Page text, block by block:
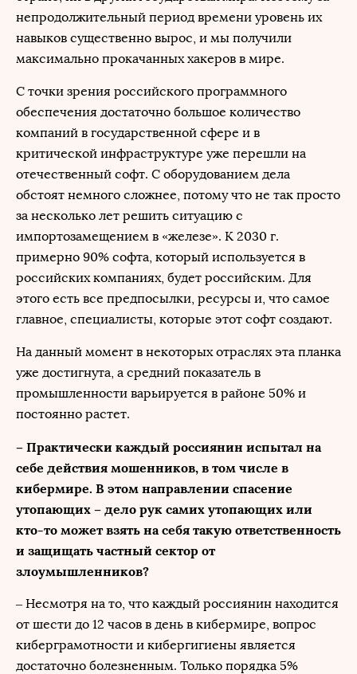
непродолжительный период времени уровень их
навыков существенно вырос, и мы получили
максимально прокачанных хакеров в мире.
С точки зрения российского программного
обеспечения достаточно большое количество
компаний в государственной сфере и в
критической инфраструктуре уже перешли на
отечественный софт. С оборудованием дела
обстоят немного сложнее, потому что не так просто
за несколько лет решить ситуацию с
импортозамещением в «железе». К 2030 г.
примерно 90% софта, который используется в
российских компаниях, будет российским. Для
этого есть все предпосылки, ресурсы и, что самое
главное, специалисты, которые этот софт создают.
На данный момент в некоторых отраслях эта планка
уже достигнута, а средний показатель в
промышленности варьируется в районе 50% и
постоянно растет.
– Практически каждый россиянин испытал на
себе действия мошенников, в том числе в
кибермире. В этом направлении спасение
утопающих – дело рук самих утопающих или
кто-то может взять на себя такую ответственность
и защищать частный сектор от
злоумышленников?
– Несмотря на то, что каждый россиянин находится
от шести до 12 часов в день в кибермире, вопрос
киберграмотности и кибергигиены является
достаточно болезненным. Только порядка 5%